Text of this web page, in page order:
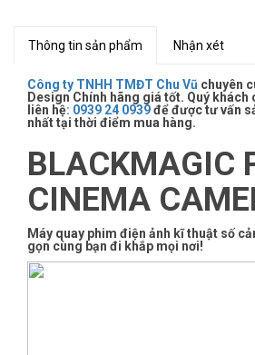
Thông tin sản phẩm Nhận xét
Công ty TNHH TMĐT Chu Vũ chuyên
Design Chính hãng giá tốt. Quý khách
liên hệ: 0939 24 0939để được tư vấn
nhất tại thời điểm mua hàng.
BLACKMAGIC
CINEMA
Máy quay phim điện ảnh kĩ thuật số
gọn cùng bạn đi khắp mọi nơi!